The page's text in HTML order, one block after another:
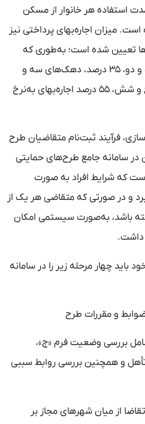
استفاده هر خانوار از مسکن
میزان اجاره‌بهای پرداختی نیز
تعیین شده است؛ به‌طوری که
زوج‌های جوان در دهک‌های یک و دو، ۳۵ درصد، دهک‌های سه و
چهار، ۴۵ درصد و دهک‌های پنج و شش، ۵۵ درصد اجاره‌بهای به‌نرخ
فرآیند ثبت‌نام متقاضیان طرح
سامانه جامع طرح‌های حمایتی
که شرایط افراد به صورت
و در صورتی که متقاضی هر یک از
باشد، به‌صورت سیستمی امکان
داشت.
باید چهار مرحله زیر را در سامانه
و مقررات طرح
بررسی وضعیت فرم «ج»،
تأهل و همچنین بررسی روابط سببی
از میان شهرهای مجاز بر